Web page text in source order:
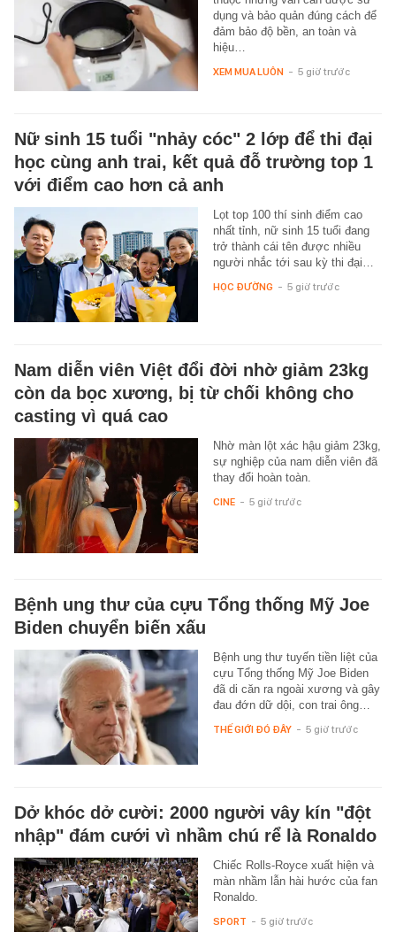
dụng và bảo quản đúng cách để
đảm bảo độ bền, an toàn và
hiệu…
XEM MUA LUÔN - 5 giờ trước
Nữ sinh 15 tuổi "nhảy cóc" 2 lớp để thi đại
học cùng anh trai, kết quả đỗ trường top 1
với điểm cao hơn cả anh
Lọt top 100 thí sinh điểm cao
nhất tỉnh, nữ sinh 15 tuổi đang
trở thành cái tên được nhiều
người nhắc tới sau kỳ thi đại…
HỌC ĐƯỜNG - 5 giờ trước
Nam diễn viên Việt đổi đời nhờ giảm 23kg
còn da bọc xương, bị từ chối không cho
casting vì quá cao
Nhờ màn lột xác hậu giảm 23kg,
sự nghiệp của nam diễn viên đã
thay đổi hoàn toàn.
CINE - 5 giờ trước
Bệnh ung thư của cựu Tổng thống Mỹ Joe
Biden chuyển biến xấu
Bệnh ung thư tuyến tiền liệt của
cựu Tổng thống Mỹ Joe Biden
đã di căn ra ngoài xương và gây
đau đớn dữ dội, con trai ông…
THẾ GIỚI ĐÓ ĐÂY - 5 giờ trước
Dở khóc dở cười: 2000 người vây kín "đột
nhập" đám cưới vì nhầm chú rể là Ronaldo
Chiếc Rolls-Royce xuất hiện và
màn nhầm lẫn hài hước của fan
Ronaldo.
SPORT - 5 giờ trước